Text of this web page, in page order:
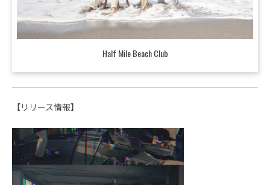
Half Mile Beach Club
【リリース情報】